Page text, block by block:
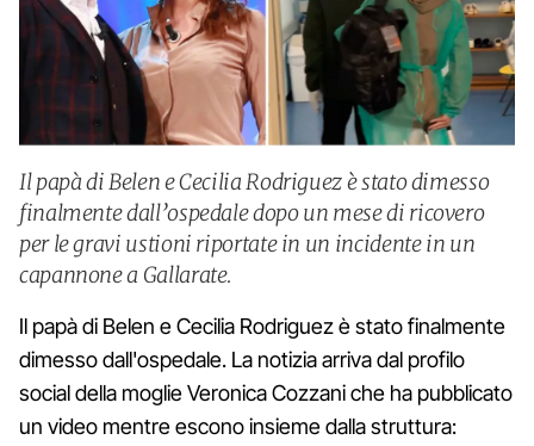
Il papà di Belen e Cecilia Rodriguez è stato dimesso
finalmente dall’ospedale dopo un mese di ricovero
per le gravi ustioni riportate in un incidente in un
capannone a Gallarate.
Il papà di Belen e Cecilia Rodriguez è stato finalmente
dimesso dall'ospedale. La notizia arriva dal profilo
social della moglie Veronica Cozzani che ha pubblicato
un video mentre escono insieme dalla struttura: